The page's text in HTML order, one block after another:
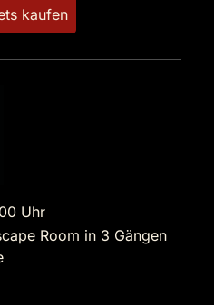
kaufen
Uhr
Room in 3 Gängen